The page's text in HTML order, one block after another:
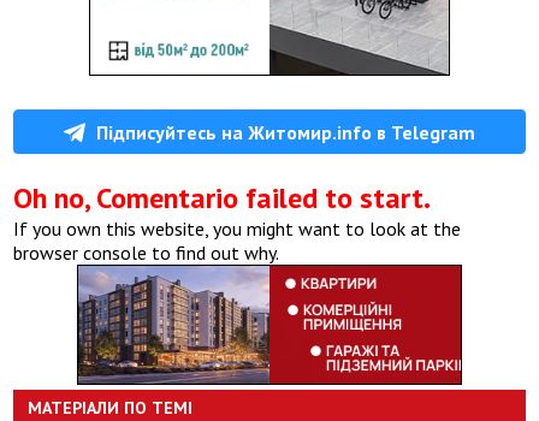
Підписуйтесь на Житомир.info в Telegram
Oh no, Comentario failed to start.
If you own this website, you might want to look at the
browser console to find out why.
МАТЕРІАЛИ ПО ТЕМІ